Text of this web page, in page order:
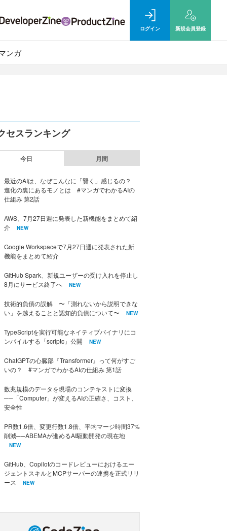
ログイン 新規会員登録
ンガ
セスランキング
今日 月間
最近のAIは、なぜこんなに「賢く」感じるの？
進化の裏にあるモノとは #マンガでわかるAIの
仕組み 第2話
AWS、7月27日週に発表した新機能をまとめて紹
介
NEW
Google Workspaceで7月27日週に発表された新
機能をまとめて紹介
GitHub Spark、新規ユーザーの受け入れを停止し
8月にサービス終了へ
NEW
技術的負債の誤解 〜「測れないから説明できな
い」を越えることと認知的負債について〜
NEW
TypeScriptを実行可能なネイティブバイナリにコ
ンパイルする「scriptc」公開
NEW
ChatGPTの心臓部『Transformer』って何がすご
いの？ #マンガでわかるAIの仕組み 第1話
数兆規模のデータを現場のコンテキストに変換
──「Computer」が変えるAIの正確さ、コスト、
安全性
PR数1.6倍、変更行数1.8倍、平均マージ時間37%
削減──ABEMAが進めるAI駆動開発の現在地
NEW
GitHub、Copilotのコードレビューにおけるエー
ジェントスキルとMCPサーバーの連携を正式リリ
ース
NEW